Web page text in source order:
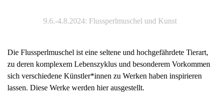
9.6.-4.8.2024: Flussperlmuschel und Kunst
Die Flussperlmuschel ist eine seltene und hochgefährdete Tierart,
zu deren komplexem Lebenszyklus und besonderem Vorkommen
sich verschiedene Künstler*innen zu Werken haben inspirieren
lassen. Diese Werke werden hier ausgestellt.